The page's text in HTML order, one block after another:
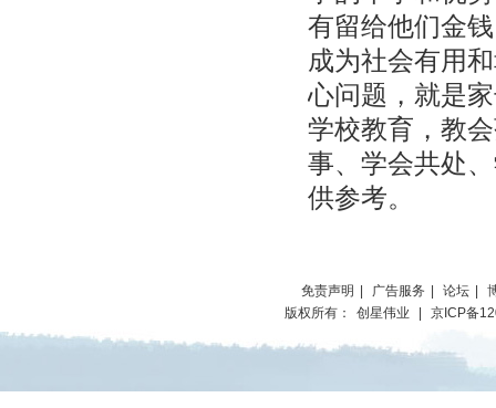
有留给他们金
成为社会有用
心问题，就是
学校教育，教
事、学会共处
供参考。
免责声明 广告服务 论坛
版权所有：
创星伟业 京ICP备